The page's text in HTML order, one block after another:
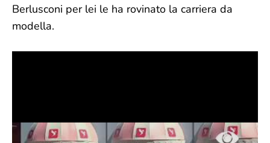
Berlusconi per lei le ha rovinato la carriera da
modella.